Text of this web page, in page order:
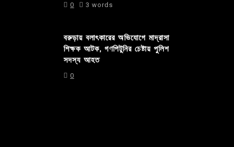
0 3 words
বরুড়ায় বলাৎকারের অভিযোগে মাদ্রাসা
শিক্ষক আটক, গণপিটুনির চেষ্টায় পুলিশ
সদস্য আহত
0